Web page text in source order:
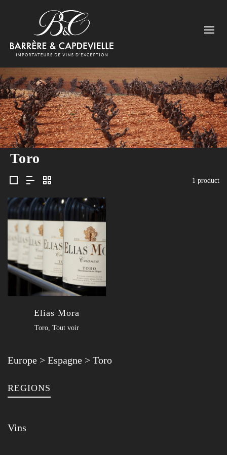
Toro
1 product
Elias Mora
Toro, Tout voir
Europe > Espagne > Toro
REGIONS
Vins